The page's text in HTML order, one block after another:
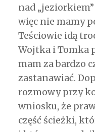
nad
więc nie mamy
Teściowie idą
Wojtka i Tomka
mam za bardzo
zastanawiać.
rozmowy przy
wniosku, że
część ścieżki,